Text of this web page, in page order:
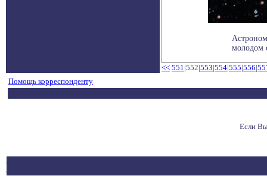
молодом
<< 551|552|553|554|555|556|
Помощь корреспонденту
Если